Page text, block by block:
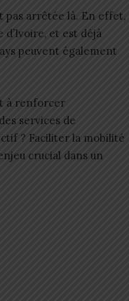
pas arrêtée là. En effet,
et est déjà
peuvent également
à renforcer
services de
? Faciliter la mobilité
crucial dans un